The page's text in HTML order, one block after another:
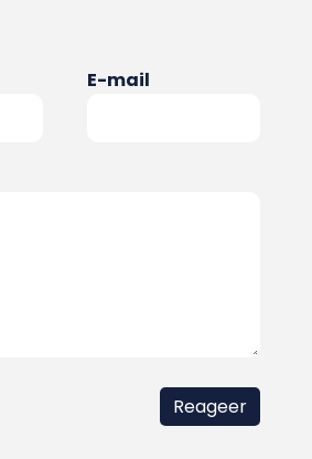
E-mail